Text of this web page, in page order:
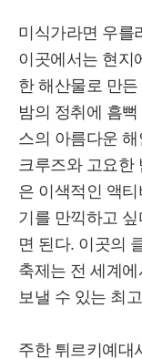
미식가라면 우를
이곳에서는 현지
한 해산물로 만
밤의 정취에 흠
스의 아름다운
크루즈와 고요한
은 이색적인 액
기를 만끽하고
면 된다. 이곳의
축제는 전 세계
보낼 수 있는 최
주한 튀르키예대